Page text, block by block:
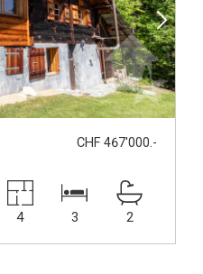
CHF 467'000.-
4 3 2